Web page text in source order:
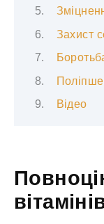
Захист
Відео